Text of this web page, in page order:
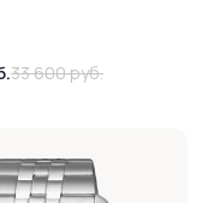
33 600 руб.